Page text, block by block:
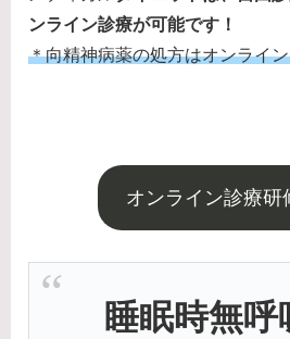
ンライン診療が可能です！
＊向精神病薬の処方はオンライ
オンライン診療研
睡眠時無呼